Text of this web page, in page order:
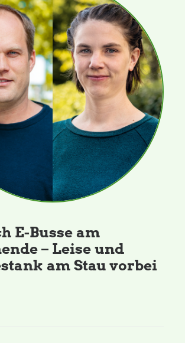
E-Busse am
– Leise und
am Stau vorbei